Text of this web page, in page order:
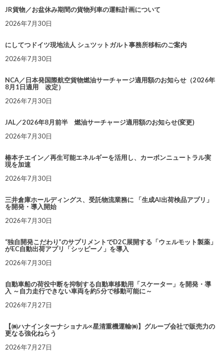
JR貨物／お盆休み期間の貨物列車の運転計画について
2026年7月30日
にしてつドイツ現地法人 シュツットガルト事務所移転のご案内
2026年7月30日
NCA／日本発国際航空貨物燃油サーチャージ適用額のお知らせ（2026年
8月1日適用 改定）
2026年7月30日
JAL／2026年8月前半 燃油サーチャージ適用額のお知らせ(変更)
2026年7月30日
椿本チエイン／再生可能エネルギーを活用し、カーボンニュートラル実
現を加速
2026年7月30日
三井倉庫ホールディングス、受託物流業務に 「生成AI出荷検品アプリ」
を開発・導入開始
2026年7月30日
“独自開発こだわり”のサプリメントでD2C展開する「ウェルモット製薬」
がEC自動出荷アプリ「シッピーノ」を導入
2026年7月30日
自動車船の荷役中断を抑制する自動車移動用「スケーター」を開発・導
入 ～自力走行できない車両を約5分で移動可能に～
2026年7月27日
【㈱ハナインターナショナル×星清重機運輸㈱】グループ会社で販売力の
更なる強化ねらう
2026年7月27日